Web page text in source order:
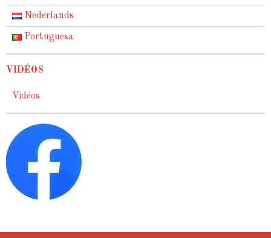
Nederlands
Portuguesa
VIDÉOS
Vidéos